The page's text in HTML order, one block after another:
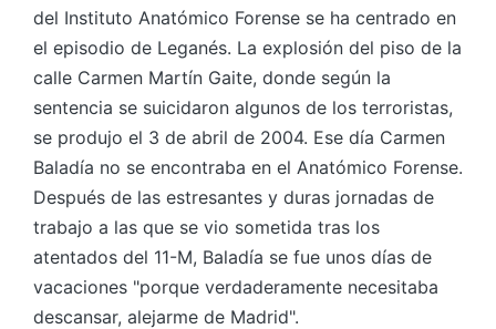
del Instituto Anatómico Forense se ha centrado en
el episodio de Leganés. La explosión del piso de la
calle Carmen Martín Gaite, donde según la
sentencia se suicidaron algunos de los terroristas,
se produjo el 3 de abril de 2004. Ese día Carmen
Baladía no se encontraba en el Anatómico Forense.
Después de las estresantes y duras jornadas de
trabajo a las que se vio sometida tras los
atentados del 11-M, Baladía se fue unos días de
vacaciones "porque verdaderamente necesitaba
descansar, alejarme de Madrid".